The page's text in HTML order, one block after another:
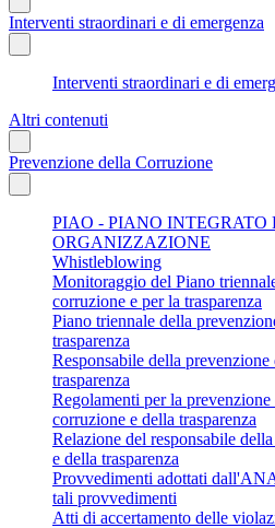
Interventi straordinari e di emergenza
Interventi straordinari e di
Altri contenuti
Prevenzione della Corruzione
PIAO - PIANO
ORGANIZZAZIONE
Whistleblowing
Monitoraggio del Piano
corruzione e per la trasparenza
Piano triennale della
trasparenza
Responsabile della
trasparenza
Regolamenti per la prevenzione
corruzione e della trasparenza
Relazione del responsabile
e della trasparenza
Provvedimenti adottati
tali provvedimenti
Atti di accertamento delle